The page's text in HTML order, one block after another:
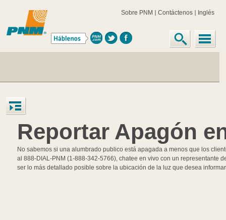
Sobre PNM Contáctenos Inglés
Reportar Apagón
No sabemos si una alumbrado publico está apagada a menos que los
al 888-DIAL-PNM (1-888-342-5766), chatee en vivo con un representante
ser lo más detallado posible sobre la ubicación de la luz que desea